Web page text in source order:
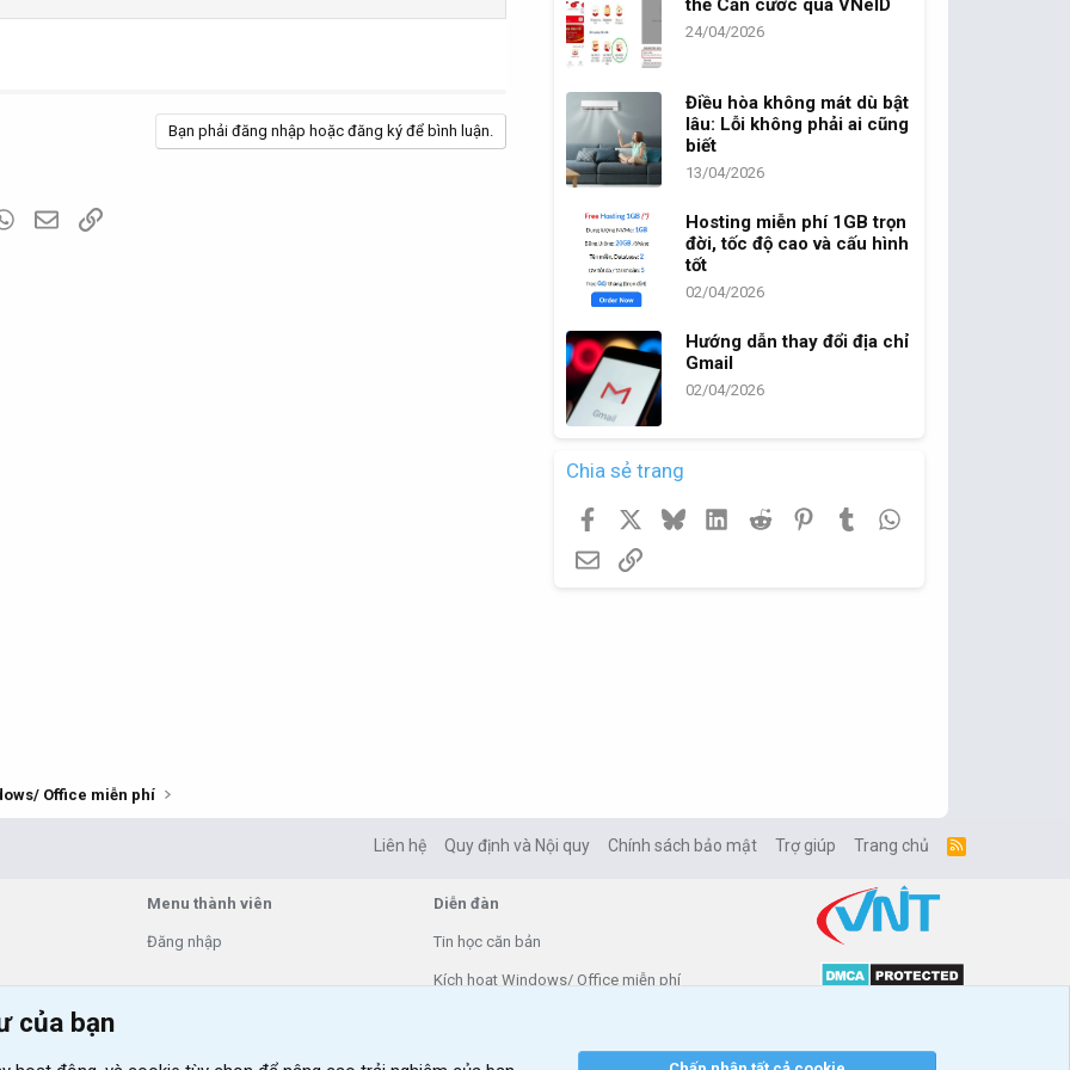
Bạn phải đăng nhập hoặc đăng ký để bình luận.
WhatsApp
EmailLink
thẻ Căn cước qua VNeID
24/04/2026
Điều hòa không mát dù bật
lâu: Lỗi không phải ai cũng
biết
13/04/2026
Hosting miễn phí 1GB trọn
đời, tốc độ cao và cấu hình
tốt
02/04/2026
Hướng dẫn thay đổi địa chỉ
Gmail
02/04/2026
Chia sẻ trang
Facebook Bluesky LinkedInReddit PinterestTumblr
EmailLink
Office miễn phí
Liên hệ Quy định và Nội quy Chính sách bảo mật Trợ giúp Trang chủ
R
Menu thành viên
Đăng nhập
Diễn đàn
Tin học căn bản
Kích hoạt Windows/ Office miễn phí
của bạn